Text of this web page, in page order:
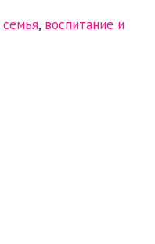
семья, воспитание и